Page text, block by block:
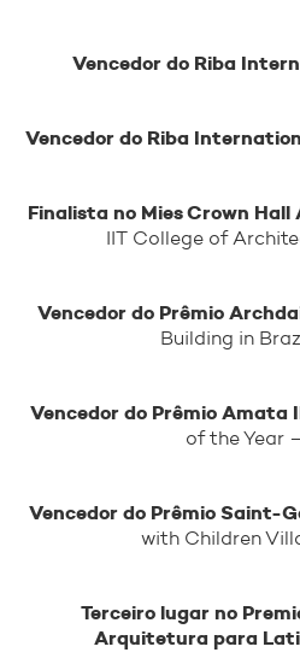
FALE
Vencedor do Riba
Vencedor do Riba
Finalista no Mies Crown Hall
IIT College of
Vencedor do Prêmio
Building in
Vencedor do Prêmio Amata
of the Year
Vencedor do Prêmio Saint-
with Children
Terceiro lugar no
Arquitetura para